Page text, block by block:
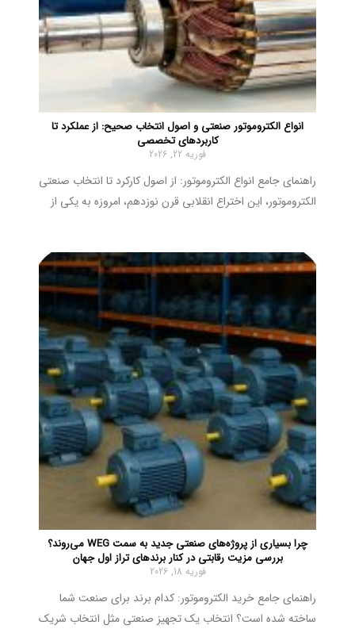
انواع الکتروموتور صنعتی و اصول انتخاب صحیح: از عملکرد تا
کاربردهای تخصصی
فوریه 22, 2026
راهنمای جامع انواع الکتروموتور: از اصول کارکرد تا انتخاب صنعتی
الکتروموتور، این اختراع انقلابی قرن نوزدهم، امروزه به یکی از
چرا بسیاری از پروژه‌های صنعتی جدید به سمت WEG می‌روند؟
بررسی مزیت رقابتی در کنار برندهای تراز اول جهان
فوریه 18, 2026
راهنمای جامع خرید الکتروموتور: کدام برند برای صنعت شما
ساخته شده است؟ انتخاب یک تجهیز صنعتی مثل انتخاب شریک